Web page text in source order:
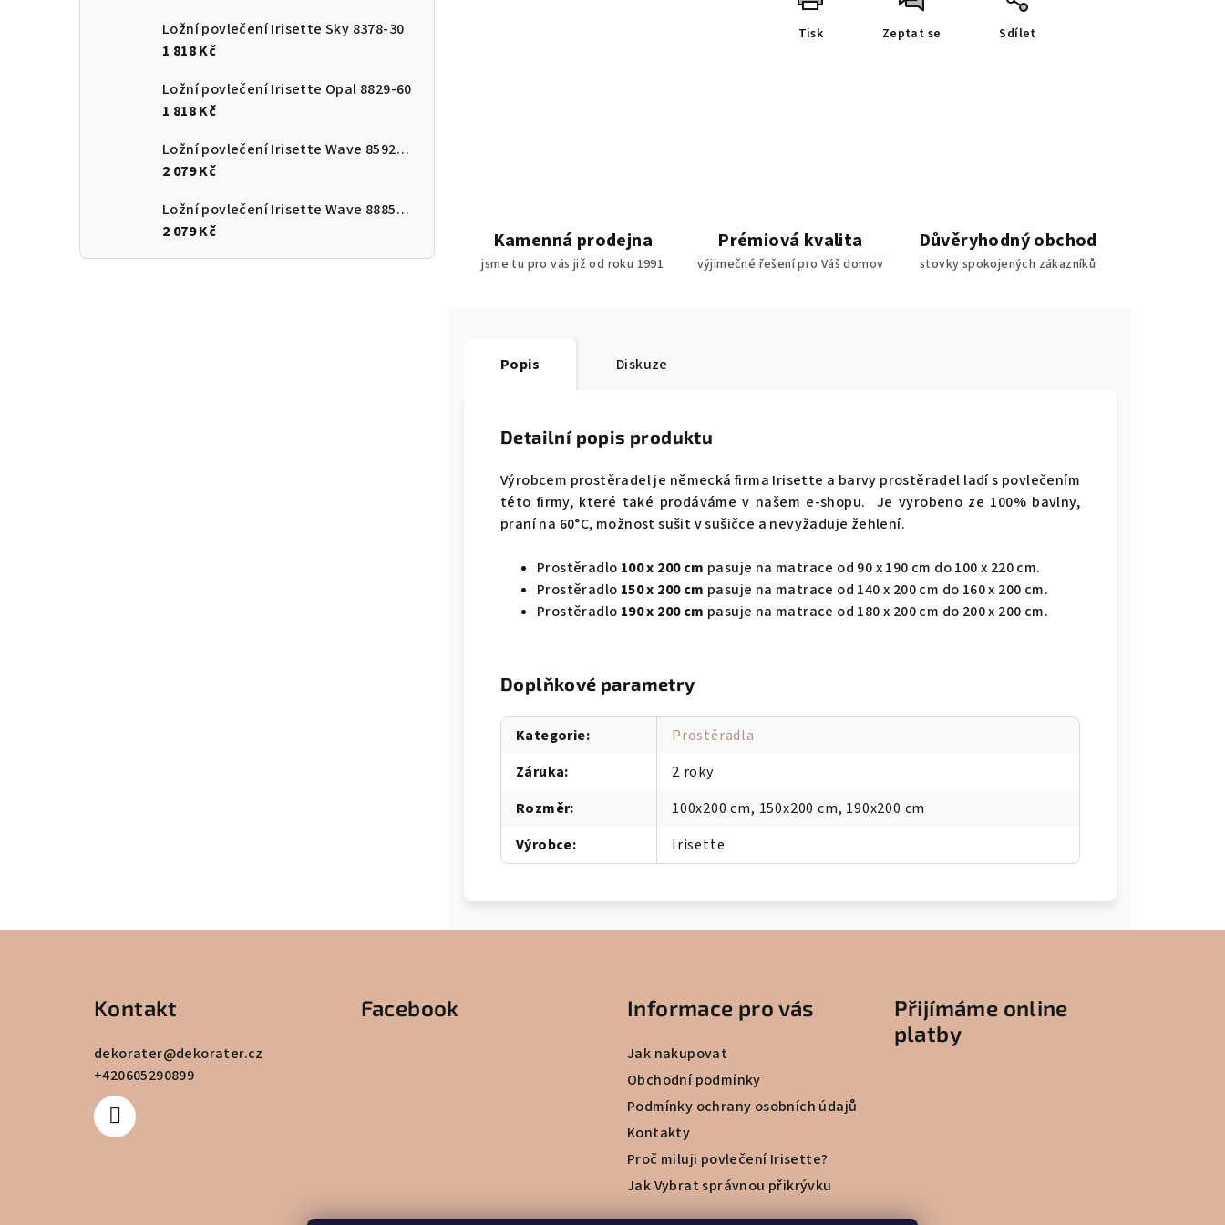
Ložní povlečení Irisette Sky 8378-30
1 818 Kč
Ložní povlečení Irisette Opal 8829-60
1 818 Kč
Ložní povlečení Irisette Wave 8592-90
2 079 Kč
Ložní povlečení Irisette Wave 8885-10
2 079 Kč
Tisk Zeptat se Sdílet
Kamenná prodejna
jsme tu pro vás již od roku 1991
Prémiová kvalita
výjimečné řešení pro Váš domov
Důvěryhodný obchod
stovky spokojených zákazníků
Popis Diskuze
Detailní popis produktu
Výrobcem prostěradel je německá firma Irisette a barvy prostěradel ladí s povlečením
této firmy, které také prodáváme v našem e-shopu. Je vyrobeno ze 100% bavlny,
praní na 60°C, možnost sušit v sušičce a nevyžaduje žehlení.
Prostěradlo 100 x 200 cm pasuje na matrace od 90 x 190 cm do 100 x 220 cm.
Prostěradlo 150 x 200 cm pasuje na matrace od 140 x 200 cm do 160 x 200 cm.
Prostěradlo 190 x 200 cm pasuje na matrace od 180 x 200 cm do 200 x 200 cm.
Doplňkové parametry
Kategorie:
Prostěradla
Záruka:
2 roky
Rozměr:
100x200 cm, 150x200 cm, 190x200 cm
Výrobce: Irisette
Kontakt
dekorater@dekorater.cz
+420605290899
Facebook Informace pro vás
Jak nakupovat
Obchodní podmínky
Podmínky ochrany osobních údajů
Kontakty
Proč miluji povlečení Irisette?
Jak Vybrat správnou přikrývku
Přijímáme online
platby